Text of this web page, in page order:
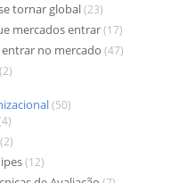
tornar global(23)
mercados entrar(17)
no mercado (47)
(50)
(2)
(12)